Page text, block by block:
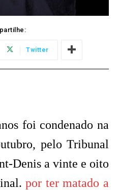
Twitter
foi condenado na
pelo Tribunal
Denis a vinte e oito
por ter matado a